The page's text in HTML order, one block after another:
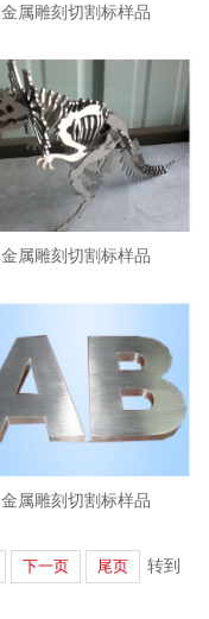
金属雕刻切割标样品
金属雕刻切割标样品
金属雕刻切割标样品
下一页 尾页 转到